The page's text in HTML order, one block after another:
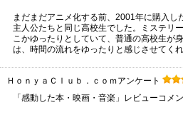
まだまだアニメ化する前、2001年に購入し
主人公たちと同じ高校生でした。ミステリ
こかゆったりとしていて、普通の高校生が
は、時間の流れをゆったりと感じさせてくれ
ＨｏｎｙａＣｌｕｂ．ｃｏｍアンケート
「感動した本・映画・音楽」レビューコメ